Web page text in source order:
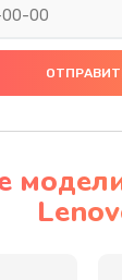
Замена
разъема